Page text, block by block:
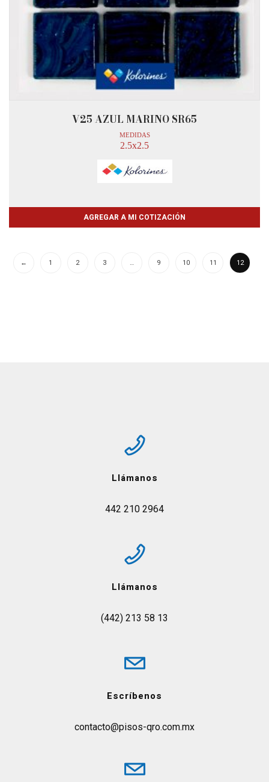
V25 AZUL MARINO SR65
MEDIDAS
2.5x2.5
AGREGAR A MI COTIZACIÓN
← 1 2 3 … 9 10 11 12
Llámanos
442 210 2964
Llámanos
(442) 213 58 13
Escríbenos
contacto@pisos-qro.com.mx